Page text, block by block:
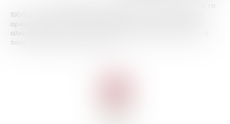
Ένα ξηρό, ρωμαλέο ούζο που δημιουργήθηκε το
1950 έχοντας στο μυαλό τα ζητούμενα των ναυτικών. Με
αρώματα άγριων βοτάνων και γλυκανίσου και τον έντονο
αλκοολικό τίτλο των 47 βαθμών, θα ενθουσιάσει ακόμα και
τους πιο έμπειρους ουζοπότες.